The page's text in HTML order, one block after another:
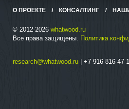
О ПРОЕКТЕ / КОНСАЛТИНГ /
© 2012-2026 whatwood.ru
Все права защищены. Политика
research@whatwood.ru | +7 916 816 47